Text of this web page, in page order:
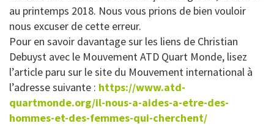
au printemps 2018. Nous vous prions de bien vouloir
nous excuser de cette erreur.
Pour en savoir davantage sur les liens de Christian
Debuyst avec le Mouvement ATD Quart Monde, lisez
l’article paru sur le site du Mouvement international à
l’adresse suivante : https://www.atd-
quartmonde.org/il-nous-a-aides-a-etre-des-
hommes-et-des-femmes-qui-cherchent/